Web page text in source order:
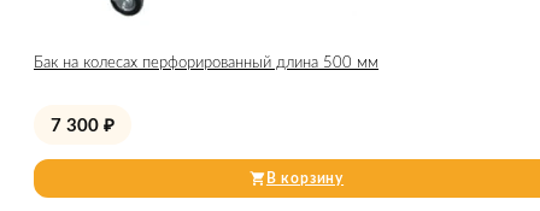
Бак на колесах перфорированный длина 500 мм
7 300 ₽
В корзину